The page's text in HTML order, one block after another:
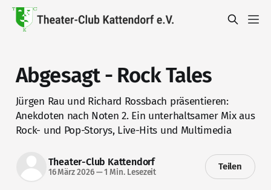
Abgesagt - Rock Tales
Jürgen Rau und Richard Rossbach präsentieren:
Anekdoten nach Noten 2. Ein unterhaltsamer Mix aus
Rock- und Pop-Storys, Live-Hits und Multimedia
Theater-Club Kattendorf
16 März 2026—1 Min. Lesezeit
Teilen